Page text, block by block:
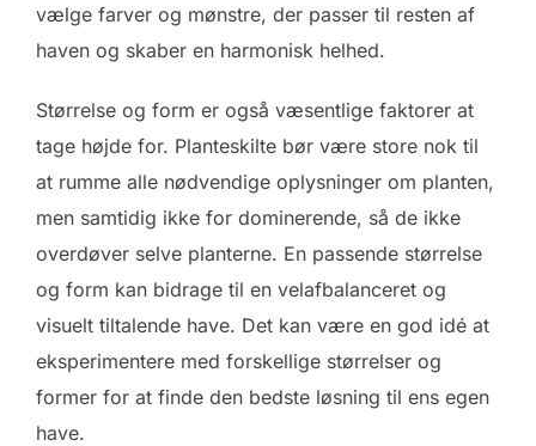
vælge farver og mønstre, der passer til resten af
haven og skaber en harmonisk helhed.
Størrelse og form er også væsentlige faktorer at
tage højde for. Planteskilte bør være store nok til
at rumme alle nødvendige oplysninger om planten,
men samtidig ikke for dominerende, så de ikke
overdøver selve planterne. En passende størrelse
og form kan bidrage til en velafbalanceret og
visuelt tiltalende have. Det kan være en god idé at
eksperimentere med forskellige størrelser og
former for at finde den bedste løsning til ens egen
have.